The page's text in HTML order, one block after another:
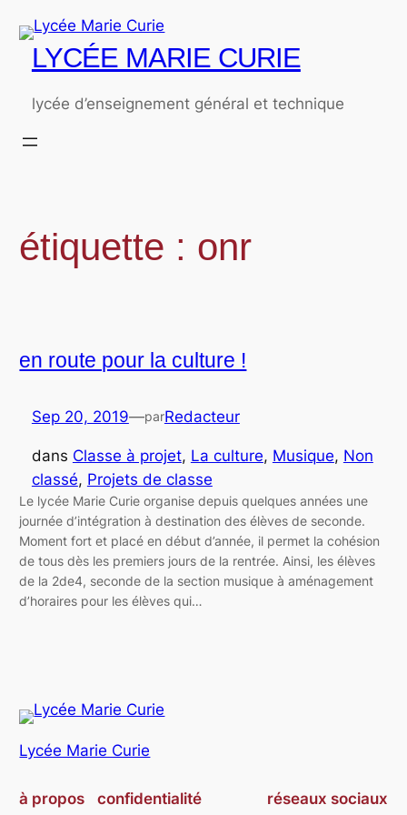
Aller
au
contenu
LYCÉE MARIE CURIE
lycée d’enseignement général et technique
étiquette : onr
en route pour la culture !
Sep 20, 2019—parRedacteur
dans Classe à projet, La culture, Musique, Non
classé, Projets de classe
Le lycée Marie Curie organise depuis quelques années une
journée d’intégration à destination des élèves de seconde.
Moment fort et placé en début d’année, il permet la cohésion
de tous dès les premiers jours de la rentrée. Ainsi, les élèves
de la 2de4, seconde de la section musique à aménagement
d’horaires pour les élèves qui…
Lycée Marie Curie
à propos confidentialité réseaux sociaux